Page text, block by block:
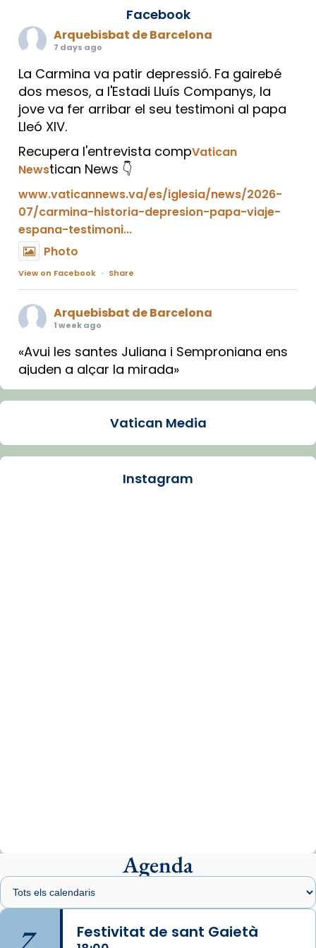
Facebook
Arquebisbat de Barcelona
7 days ago
La Carmina va patir depressió. Fa gairebé
dos mesos, a l'Estadi Lluís Companys, la
jove va fer arribar el seu testimoni al papa
Lleó XIV.
Recupera l'entrevista compVatican
Newstican News 👇
www.vaticannews.va/es/iglesia/news/2026-
07/carmina-historia-depresion-papa-viaje-
espana-testimoni...
Photo
View on Facebook · Share
Arquebisbat de Barcelona
1 week ago
«Avui les santes Juliana i Semproniana ens
ajuden a alçar la mirada»
Mons. Sergi Gordo, bisbe de Tortosa, ha
Santes de Mataró.
🔗tinyurl.com/cvu5jmbk
Arquebisbat de Barcelona
1 week ago
Memòria de les santes Juliana i
Semproniana, verges i màrtirs.
Vatican Media
Instagram
Agenda
7 Festivitat de sant Gaietà